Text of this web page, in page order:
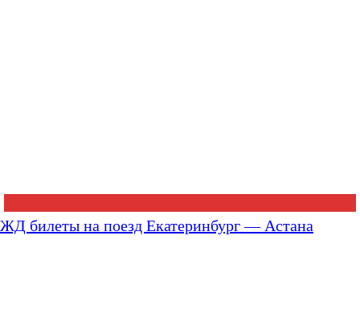
ЖД билеты на поезд Екатеринбург — Астана